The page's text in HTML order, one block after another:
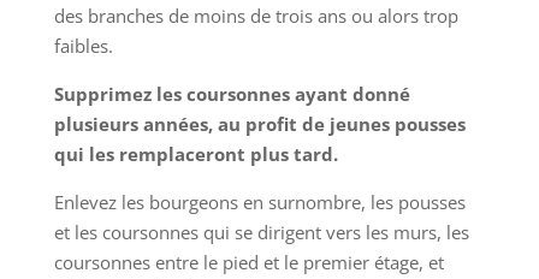
des branches de moins de trois ans ou alors trop
faibles.
Supprimez les coursonnes ayant donné
plusieurs années, au profit de jeunes pousses
qui les remplaceront plus tard.
Enlevez les bourgeons en surnombre, les pousses
et les coursonnes qui se dirigent vers les murs, les
coursonnes entre le pied et le premier étage, et